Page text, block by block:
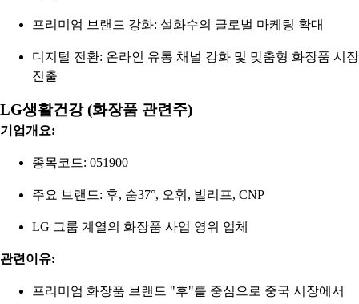
프리미엄 브랜드 강화: 설화수의 글로벌 마케팅 확대
디지털 전환: 온라인 유통 채널 강화 및 맞춤형 화장품 시장
진출
LG생활건강 (화장품 관련주)
기업개요:
종목코드: 051900
주요 브랜드: 후, 숨37°, 오휘, 빌리프, CNP
LG 그룹 계열의 화장품 사업 영위 업체
관련이유:
프리미엄 화장품 브랜드 "후"를 중심으로 중국 시장에서